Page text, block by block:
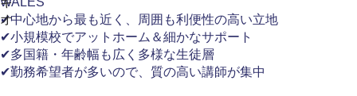
オ
✔中心地から最も近く、周囲も利便性の高い立地
✔小規模校でアットホーム＆細かなサポート
✔多国籍・年齢幅も広く多様な生徒層
✔勤務希望者が多いので、質の高い講師が集中